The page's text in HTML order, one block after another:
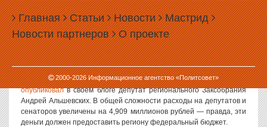
Главная Статьи Новости Мастрид
Новости партнеров О проекте
2000-2026Информационное агентство «Политсовет»
БЮДЖЕТУ ВСЁ ДОРОЖЕ
В бюджете Свердловской области увеличены расходы на
содержание депутатов Государственной думы и членов Совета
Федерации. На слуг народа планируется дополнительно
потратить почти 5 миллионов рублей.
Выдержку из проекта изменений в региональный бюджет
опубликовалв своем блоге депутат регионального Заксобрания
Андрей Альшевских. В общей сложности расходы на депутатов и
сенаторов увеличены на 4,909 миллионов рублей — правда, эти
деньги должен предоставить региону федеральный бюджет.